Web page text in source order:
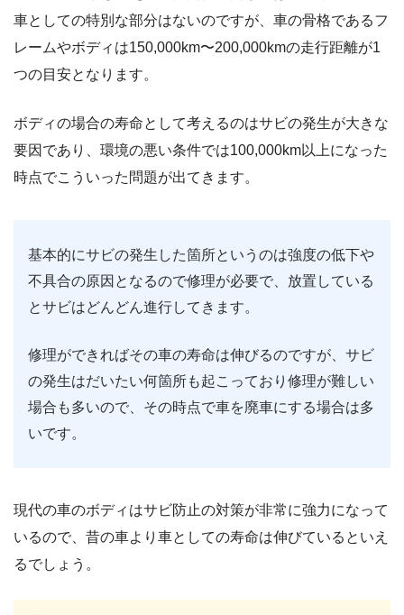
車としての特別な部分はないのですが、車の骨格であるフ
レームやボディは150,000km〜200,000kmの走行距離が1
つの目安となります。
ボディの場合の寿命として考えるのはサビの発生が大きな
要因であり、環境の悪い条件では100,000km以上になった
時点でこういった問題が出てきます。
基本的にサビの発生した箇所というのは強度の低下や
不具合の原因となるので修理が必要で、放置している
とサビはどんどん進行してきます。
修理ができればその車の寿命は伸びるのですが、サビ
の発生はだいたい何箇所も起こっており修理が難しい
場合も多いので、その時点で車を廃車にする場合は多
いです。
現代の車のボディはサビ防止の対策が非常に強力になって
いるので、昔の車より車としての寿命は伸びているといえ
るでしょう。